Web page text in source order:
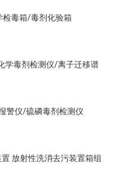
检毒箱/毒剂化验箱
学毒剂检测仪/离子迁移谱
警仪/硫磷毒剂检测仪
放射性洗消去污装置箱组